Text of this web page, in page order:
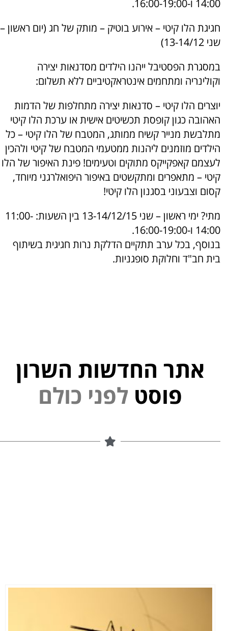
14:00 ו-16:00-19:00.
חגיגת הלו קיטי – אירוע בוטיק – מותק של חג (יום ראשון –
שני 13-14/12)
במסגרת הפסטיבל ייהנו הילדים מסדנאות יצירה
וקולינריה ומתחמים אינטראקטיביים ללא תשלום:
יוצרים הלו קיטי – סדנאות יצירה מתחלפות של הדמות
האהובה כגון קופסת תכשיטים אישית או ערכת הלו קיטי
מתלבשת מנייר קשיח ממותג, המטבח של הלו קיטי – כל
הילדים מוזמנים ליהנות ממטעמי המטבח של קיטי ולהכין
לעצמם קאפקייקס מתוקים וטעימים! פינת האיפור של הלו
קיטי – מתאפרים ומתקשטים באיפור היפואלרגני מיוחד,
קסום וצבעוני בסגנון הלו קיטי!
מתי? ימי ראשון – שני 13-14/12/15 בין השעות: 11:00-
14:00 ו-16:00-19:00.
בנוסף, בכל ערב תתקיים הדלקת נרות חגיגית בשיתוף
בית חב"ד וחלוקת סופגניות.
אתר החדשות השרון
פוסט